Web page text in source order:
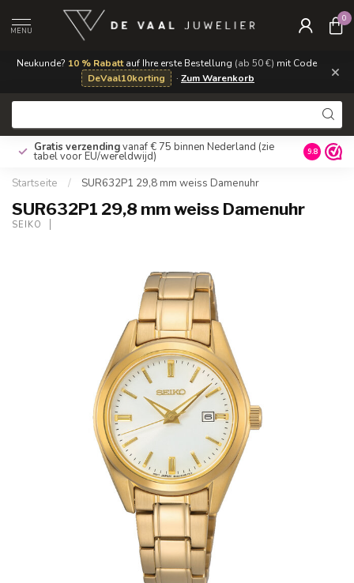
Neukunde? 10 % Rabattauf Ihre erste Bestellung (ab 50 €) mit Code
DeVaal10korting
· Zum Warenkorb ×
MENU
0
Gratis verzendingvanaf € 75 binnen Nederland (zie
tabel voor EU/wereldwijd) 9.8
Startseite / SUR632P1 29,8 mm weiss Damenuhr
SUR632P1 29,8 mm weiss Damenuhr
SEIKO